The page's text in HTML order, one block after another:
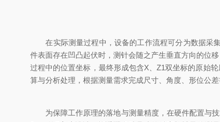
在实际测量过程中，设备的工作流程可分为数据采集
件表面存在凹凸起伏时，测针会随之产生垂直方向的位
过程中的位置坐标，最终形成包含X、Z1双坐标的原始
算与分析处理，根据测量需求完成尺寸、角度、形位公
为保障工作原理的落地与测量精度，在硬件配置与技